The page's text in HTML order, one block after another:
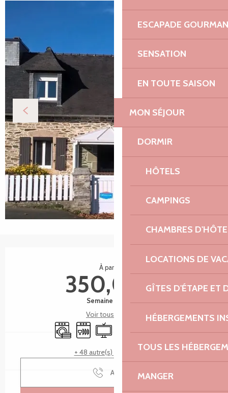
ESCAPADE
SENSATION
EN TOUTE SAISON
MON SÉJOUR
DORMIR
HÔTELS
CAMPINGS
CHAMBRES
LOCATIONS DE
GÎTES D'ÉTAPE ET
HÉBERGEMENTS
TOUS LES
MANGER
À partir de
350,00 €
Semaine (meublé)
Voir tous les tarifs
Lave lingeLave vaisselle
Télévision
+ 48 autre(s) prestation(s)
Appeler